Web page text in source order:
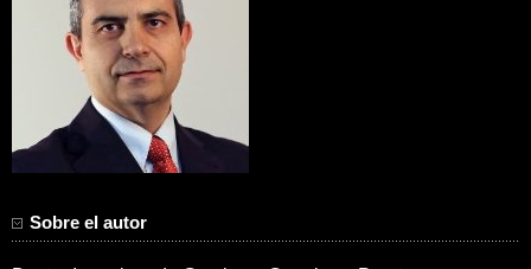
Sobre el autor